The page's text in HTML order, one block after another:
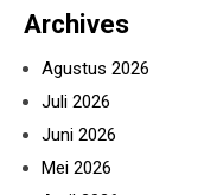
Archives
Agustus 2026
Juli 2026
Juni 2026
Mei 2026